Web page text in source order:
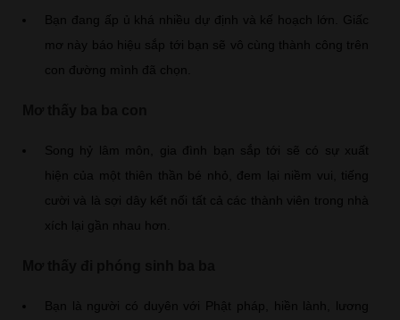
Bạn đang ấp ủ khá nhiều dự định và kế hoạch lớn. Giấc
mơ này báo hiệu sắp tới bạn sẽ vô cùng thành công trên
con đường mình đã chọn.
Song hỷ lâm môn, gia đình bạn sắp tới sẽ có sự xuất
hiện của một thiên thần bé nhỏ, đem lại niềm vui, tiếng
cười và là sợi dây kết nối tất cả các thành viên trong nhà
xích lại gần nhau hơn.
Bạn là người có duyên với Phật pháp, hiền lành, lương